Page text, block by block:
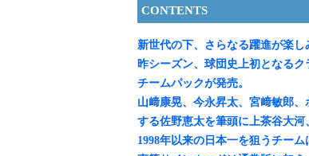
CONTENTS
新世代の下、さらなる躍進が楽
昨シーズン、球団史上初となる
チームパックが発売。
山﨑康晃、今永昇太、宮﨑敏郎
する佐野恵太を筆頭に上茶谷大河
1998年以来の日本一を狙うチーム